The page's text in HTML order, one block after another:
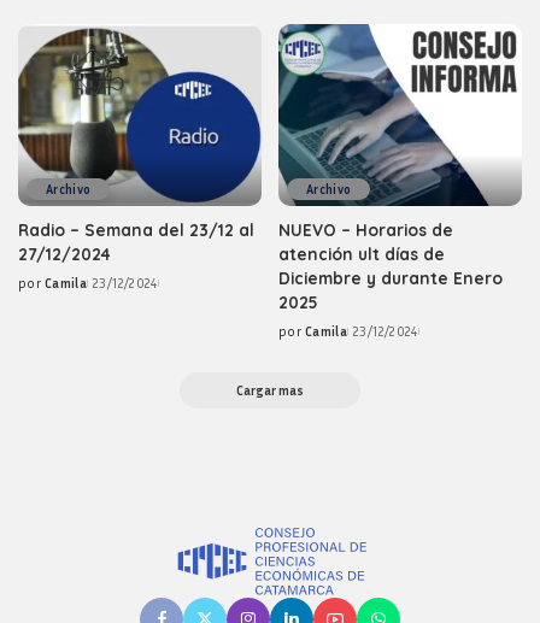
Archivo
Radio – Semana del 23/12 al
27/12/2024
Posted
por Camila 23/12/2024
Archivo
NUEVO – Horarios de
atención ult días de
Diciembre y durante Enero
2025
Posted
por Camila 23/12/2024
Cargar mas